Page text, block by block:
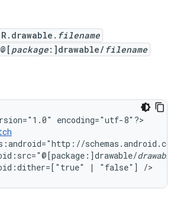
R.drawable. filename
@[ package:]drawable/ filename
encoding="utf-8"?>
| "false"] />